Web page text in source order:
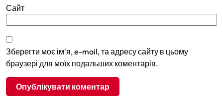
Сайт
Зберегти моє ім'я, e-mail, та адресу сайту в цьому
браузері для моїх подальших коментарів.